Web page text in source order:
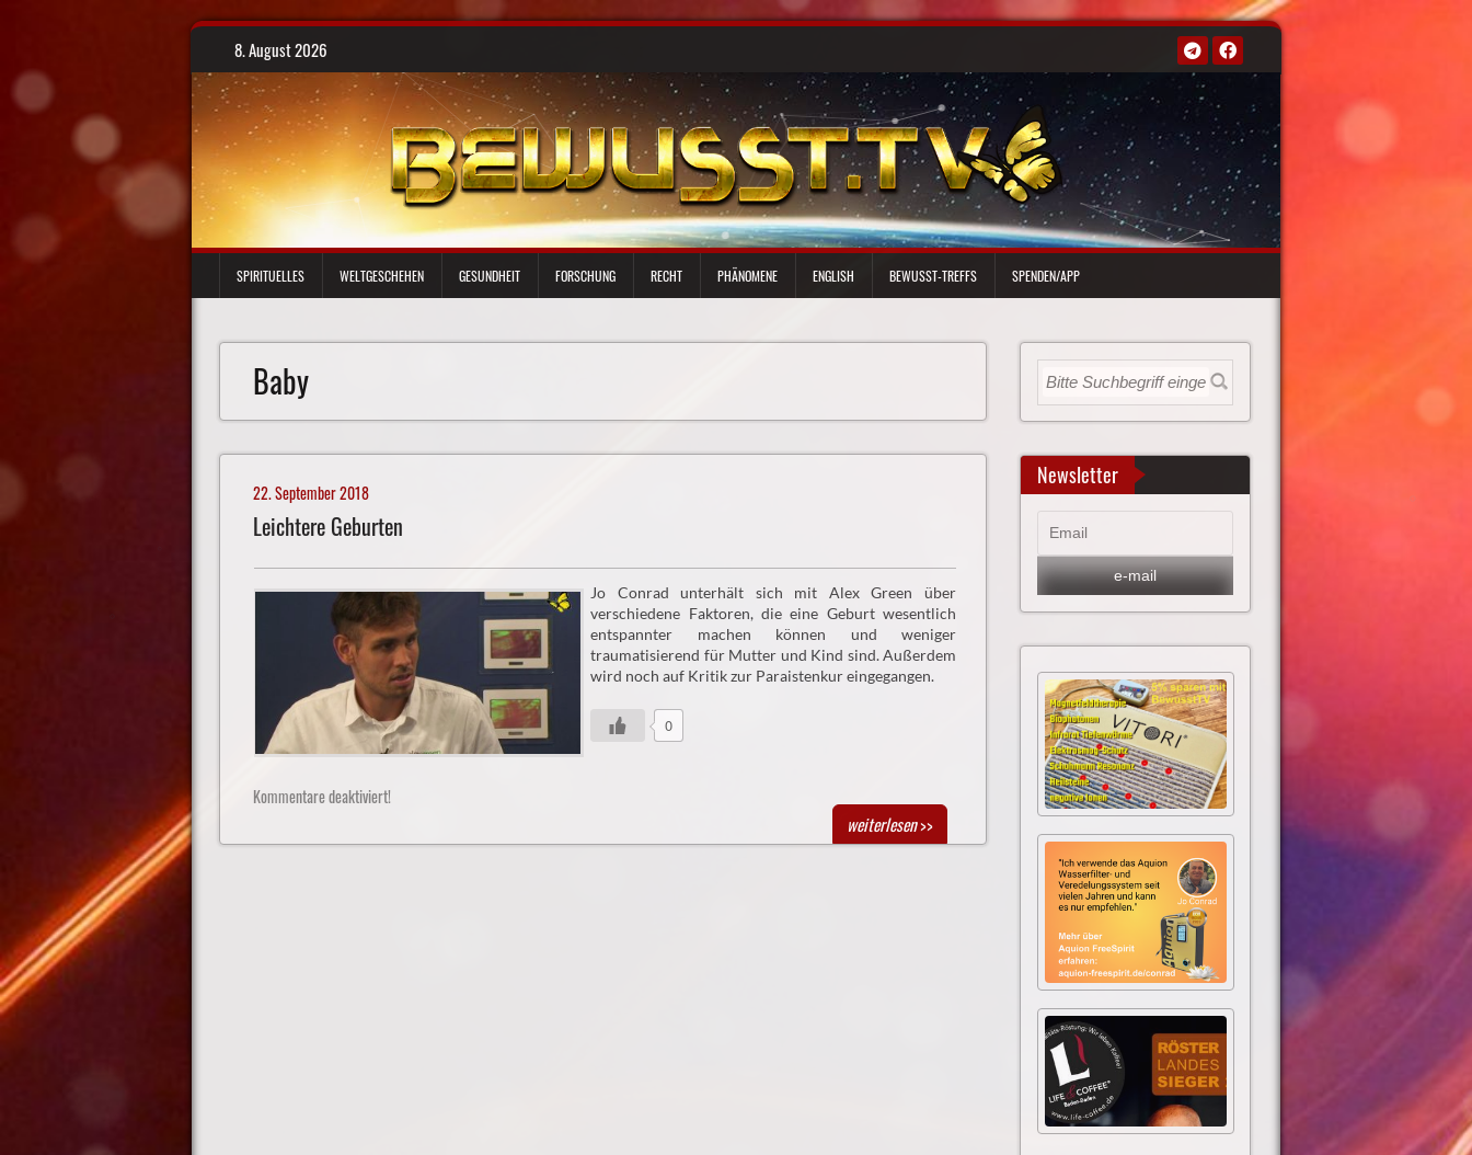
Skip
content
8. August 2026
SPIRITUELLES WELTGESCHEHEN GESUNDHEIT FORSCHUNG RECHT PHÄNOMENE ENGLISH BEWUSST-TREFFS SPENDEN/APP
Baby
22. September 2018
Leichtere Geburten
Jo Conrad unterhält sich mit Alex Green über
verschiedene Faktoren, die eine Geburt wesentlich
entspannter machen können und weniger
traumatisierend für Mutter und Kind sind. Außerdem
wird noch auf Kritik zur Paraistenkur eingegangen.
0
Kommentare deaktiviert!
weiterlesen>>
Newsletter